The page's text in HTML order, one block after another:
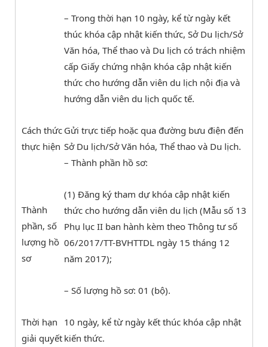
– Trong thời hạn 10 ngày, kể từ ngày kết
thúc khóa cập nhật kiến thức, Sở Du lịch/Sở
Văn hóa, Thể thao và Du lịch có trách nhiệm
cấp Giấy chứng nhận khóa cập nhật kiến
thức cho hướng dẫn viên du lịch nội địa và
hướng dẫn viên du lịch quốc tế.
Cách thức
thực hiện
Gửi trực tiếp hoặc qua đường bưu điện đến
Sở Du lịch/Sở Văn hóa, Thể thao và Du lịch.
Thành
phần, số
lượng hồ
sơ
– Thành phần hồ sơ:
(1) Đăng ký tham dự khóa cập nhật kiến
thức cho hướng dẫn viên du lịch (Mẫu số 13
Phụ lục II ban hành kèm theo Thông tư số
06/2017/TT-BVHTTDL ngày 15 tháng 12
năm 2017);
– Số lượng hồ sơ: 01 (bộ).
Thời hạn
giải quyết
10 ngày, kể từ ngày kết thúc khóa cập nhật
kiến thức.